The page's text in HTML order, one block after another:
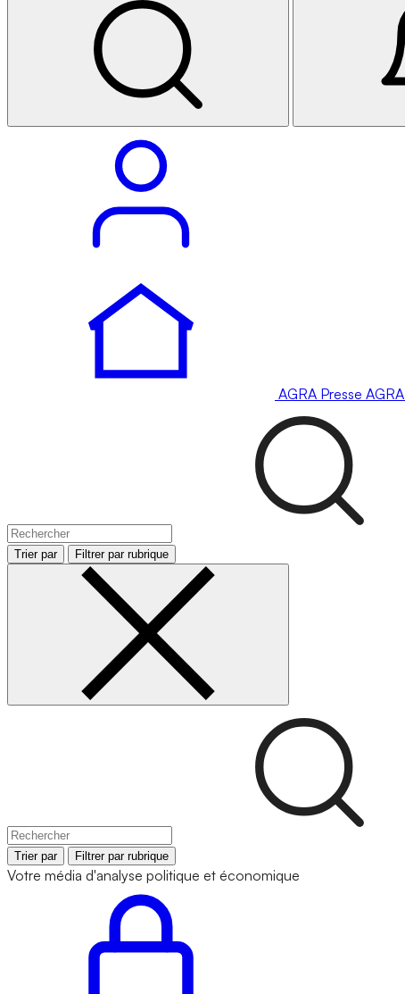
AGRA Presse AGRA
Trier par Filtrer par rubrique
Trier par Filtrer par rubrique
Votre média d'analyse politique et économique